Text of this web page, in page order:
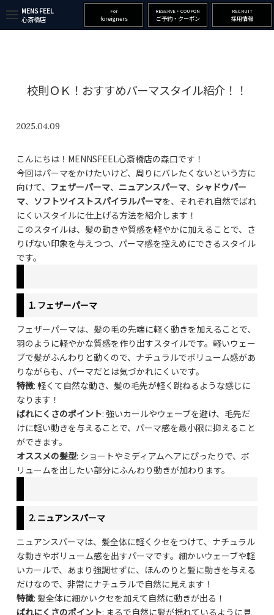
MENS FEEL
心斎橋店
For
foreigners
RESERVE・COUPON
ご予約・クーポン
RECRUIT
採用情報
校則ＯＫ！おすすめパーマスタイル紹介！！
2025.04.09
こんにちは！MENNSFEEL心斎橋店の森口です！
今回はパーマをかけたいけど、周りにバレたくないという方に
向けて、 フェザーパーマ、 ニュアンスパーマ、 シャドウパー
マ、 ソフトツイストスパイラルパーマを、それぞれ自然でばれ
にくいスタイルに仕上げる方法を紹介します！
このスタイルは、髪の動きや質感を軽やかに加えることで、さ
りげない印象を与えつつ、パーマ感を控えめにできるスタイル
です。
1. フェザーパーマ
フェザーパーマは、髪の毛の先端に軽く動きを加えることで、
羽のように軽やかな質感を作り出すスタイルです。軽いウェー
ブで髪がふんわりと動くので、ナチュラルでボリューム感があ
りながらも、パーマだとは気づかれにくいです。
特徴: 軽くて自然な動き、髪の毛先が軽く跳ねるような感じに
なります！
ばれにくさのポイント: 強いカールやウェーブを避け、毛先だ
けに軽い動きを与えることで、パーマ感を最小限に抑えること
ができます。
オススメの髪型: ショートやミディアムヘアにぴったりで、ボ
リュームを出したい部分にふんわり動きが加わります。
2. ニュアンスパーマ
ニュアンスパーマは、髪全体に軽くクセをつけて、ナチュラル
な動きやボリューム感を出すパーマです。細かいウェーブや軽
いカールで、あまり強調せずに、ほんのりと髪に動きを与える
だけなので、非常にナチュラルで自然に見えます！
特徴: 髪全体に細かいクセを加えて自然に動きが出る！
ばれにくさのポイント: まるで自然に髪が揺れているように見
t
g